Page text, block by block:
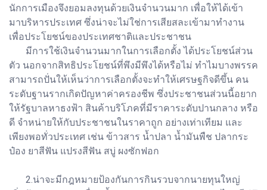
นักการเมืองจึงยอมลงทุนด้วยเงินจำนวนมาก เพื่อให้ได้เข้า
มาบริหารประเทศ ซึ่งน่าจะไม่ใช่การเสียสละเข้ามาทำงาน
เพื่อประโยชน์ของประเทศชาติและประชาชน
มีการใช้เงินจำนวนมากในการเลือกตั้ง ได้ประโยชน์ส่วน
ตัว นอกจากสิทธิประโยชน์ที่พึงมีพึงได้หรือไม่ ทำไมบางพรรค
สามารถปั่นให้เห็นว่าการเลือกตั้งจะทำให้เศรษฐกิจดีขึ้น คน
ระดับฐานรากเกิดปัญหาค่าครองชีพ ซึ่งประชาชนส่วนนี้อยาก
ให้รัฐบาลหาธงฟ้า สินค้าบริโภคที่มีราคาระดับปานกลาง หรือ
ดี จำหน่ายให้กับประชาชนในราคาถูก อย่างเท่าเทียม และ
เพียงพอทั่วประเทศ เช่น ข้าวสาร น้ำปลา น้ำมันพืช ปลากระ
ป๋อง ยาสีฟัน แปรงสีฟัน สบู่ ผงซักฟอก
2.น่าจะมีกฎหมายป้องกันการกินรวบจากนายทุนใหญ่